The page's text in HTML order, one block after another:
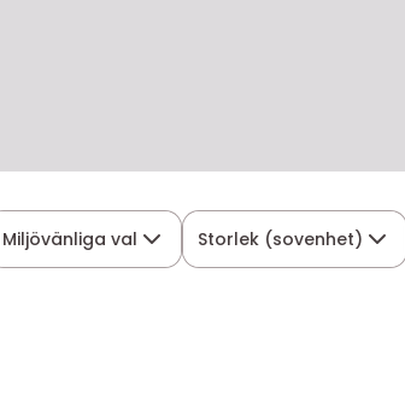
Miljövänliga val Storlek (sovenhet)